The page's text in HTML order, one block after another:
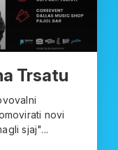
Trsatu
novi
sjaj"...